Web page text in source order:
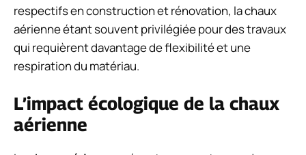
respectifs en construction et rénovation, la chaux
aérienne étant souvent privilégiée pour des travaux
qui requièrent davantage de flexibilité et une
respiration du matériau.
L’impact écologique de la chaux
aérienne